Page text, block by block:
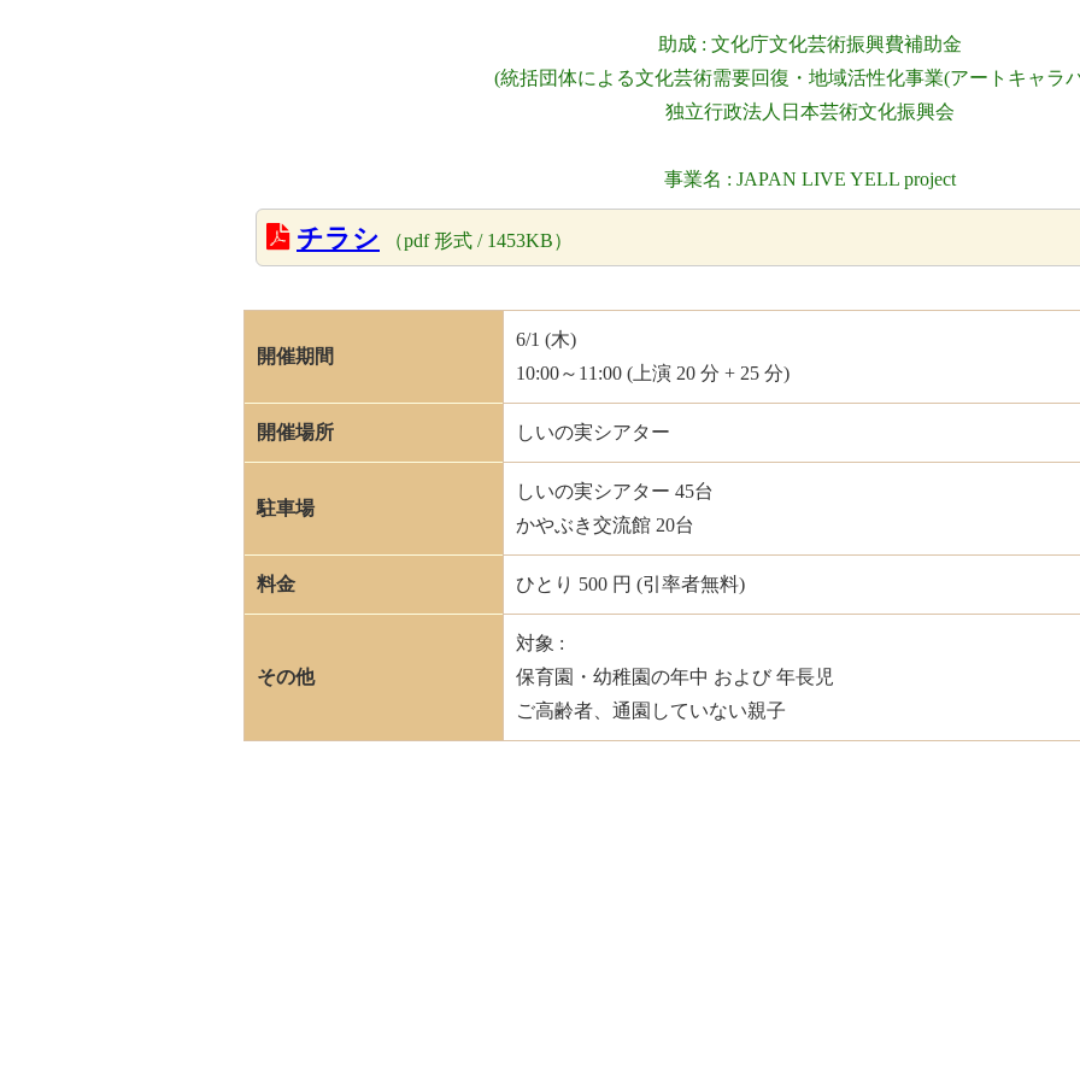
助成 : 文化庁文化芸術振興費補助金
(統括団体による文化芸術需要回復・地域活性化事業(アートキャラ
独立行政法人日本芸術文化振興会
事業名 : JAPAN LIVE YELL project
チラシ （pdf 形式 / 1453KB）
開催期間
6/1 (木)
10:00～11:00 (上演 20 分 + 25 分)
開催場所 しいの実シアター
駐車場
しいの実シアター 45台
かやぶき交流館 20台
料金 ひとり 500 円 (引率者無料)
その他
対象 :
保育園・幼稚園の年中 および 年長児
ご高齢者、通園していない親子